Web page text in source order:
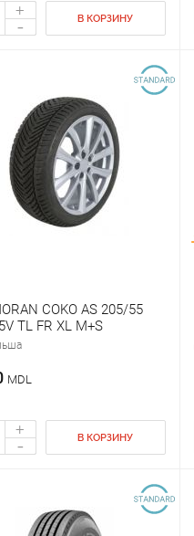
+
- В КОРЗИНУ
COKO AS 205/55
TL FR XL M+S
MDL
+
- В КОРЗИНУ